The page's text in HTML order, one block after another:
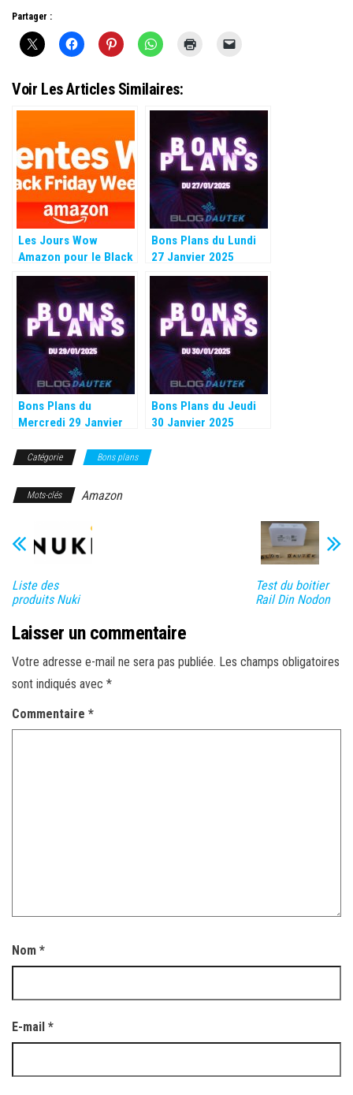
Partager :
Voir Les Articles Similaires:
Les Jours Wow
Amazon pour le Black
Friday 2024
Bons Plans du Lundi
27 Janvier 2025
Bons Plans du
Mercredi 29 Janvier
Bons Plans du Jeudi
30 Janvier 2025
Catégorie Bons plans
Mots-clés Amazon
Liste des
produits Nuki
Test du boitier
Rail Din Nodon
Laisser un commentaire
Votre adresse e-mail ne sera pas publiée. Les champs obligatoires
sont indiqués avec *
Commentaire *
Nom *
E-mail *